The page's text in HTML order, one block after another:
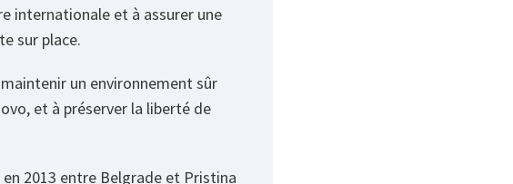
internationale et à assurer une
sur place.
un environnement sûr
et à préserver la liberté de
2013 entre Belgrade et Pristina